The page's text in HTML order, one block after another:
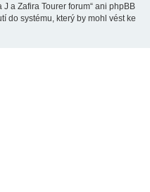
a Zafira Tourer forum“ ani phpBB
do systému, který by mohl vést ke